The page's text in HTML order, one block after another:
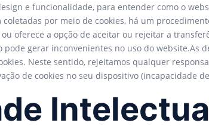
e funcionalidade, para entender como o
por meio de cookies, há um
oferece a opção de aceitar ou rejeitar a
gerar inconvenientes no uso do website.As
Neste sentido, rejeitamos qualquer
de cookies no seu dispositivo (incapacidade